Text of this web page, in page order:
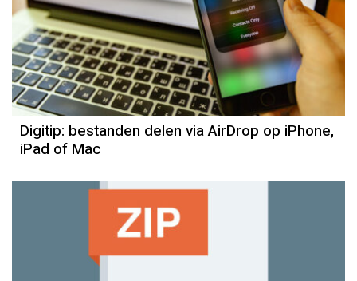
Digitip: bestanden delen via AirDrop op iPhone,
iPad of Mac